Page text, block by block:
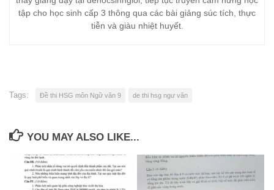
tập cho học sinh cấp 3 thông qua các bài giảng súc tích, thực
tiễn và giàu nhiệt huyết.
Tags: Đề thi HSG môn Ngữ văn 9 de thi hsg ngư văn
YOU MAY ALSO LIKE...